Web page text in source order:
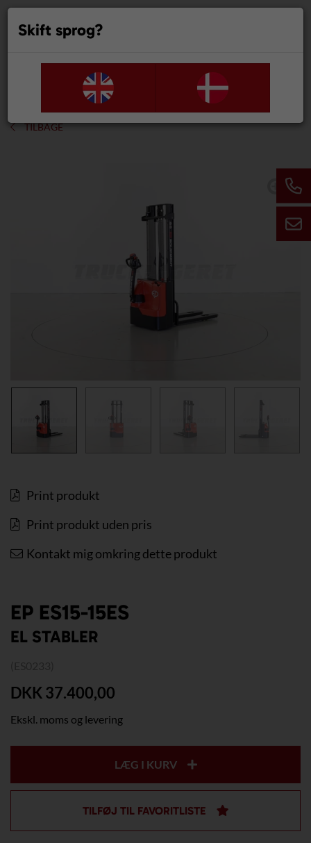
TILBAGE

Print produkt
Print produkt uden pris
Kontakt mig omkring dette produkt
EP ES15-15ES
EL STABLER
DKK 37.400,00
Ekskl. moms og levering
LÆG I KURV
TILFØJ TIL FAVORITLISTE
Skift sprog?